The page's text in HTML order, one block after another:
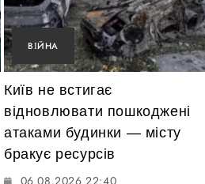
ВІЙНА
Київ не встигає
відновлювати пошкоджені
атаками будинки — місту
бракує ресурсів